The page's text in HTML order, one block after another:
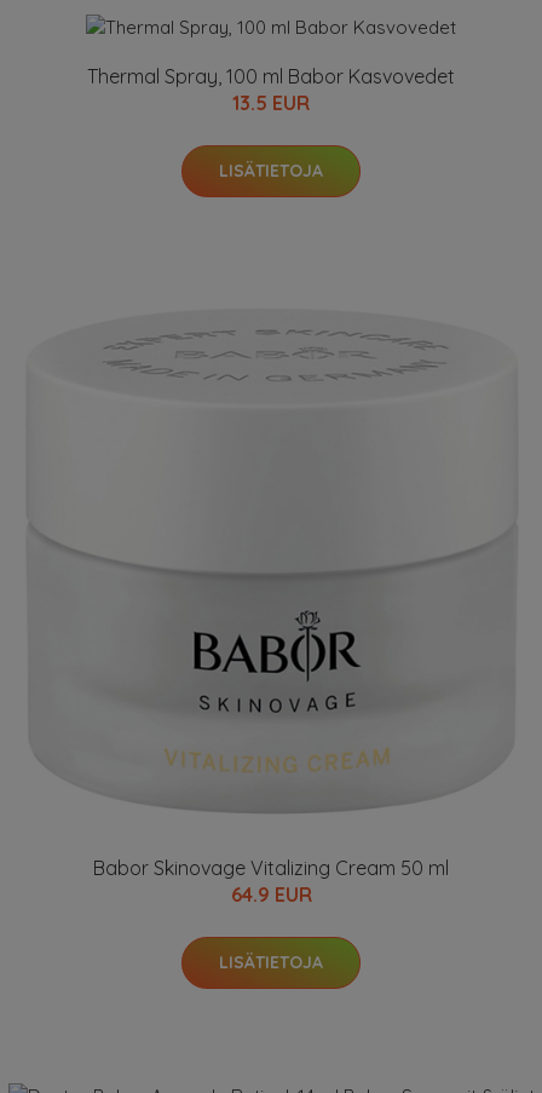
Thermal Spray, 100 ml Babor Kasvovedet
13.5 EUR
LISÄTIETOJA
Babor Skinovage Vitalizing Cream 50 ml
64.9 EUR
LISÄTIETOJA